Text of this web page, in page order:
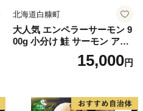
北海道白糠町
大人気 エンペラーサーモン 9
00g 小分け 鮭 サーモン アト
ランティックサーモン 水産
庁長官賞 受賞 さけ シャケ し
満足 美味しい 贈答 生食用 刺
15,000円